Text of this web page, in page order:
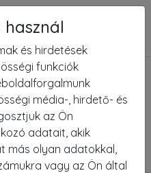
nem
található, kérjük
és hirdetések
funkciók
média-, hirdető- és
az Ön
adatait, akik
más olyan adatokkal,
vagy az Ön által